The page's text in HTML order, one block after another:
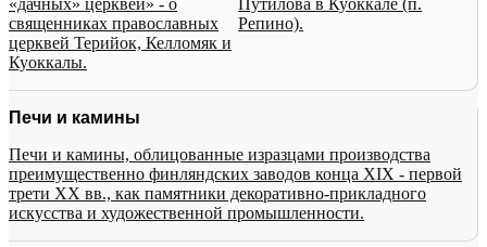
«дачных» церквей» - о
священниках православных
церквей Терийок, Келломяк и
Куоккалы.
Путилова в Куоккале (п.
Репино).
Печи и камины
Печи и камины, облицованные изразцами производства
преимущественно финляндских заводов конца XIX - первой
трети XX вв., как памятники декоративно-прикладного
искусства и художественной промышленности.